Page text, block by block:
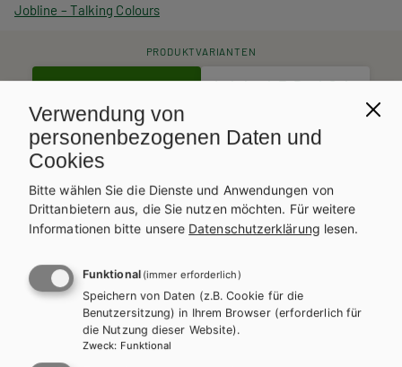
Jobline – Talking Colours
PRODUKTVARIANTEN
25,13 €
Lehrbuch E-Book Solo
Schulbuchaktion*
Teacher´s Guide
Preise inkl. MwSt., zzgl. Versandkosten | E-Book-Codes sind nur bei Bestellung
AUTOR/INNEN
Ing. Heinz Gaderer, MEd Heidemarie Haider, Dipl.-Päd. Ilse
BESCHREIBUNG
Verwendung von
personenbezogenen Daten und
Cookies
Bitte wählen Sie die Dienste und Anwendungen von
Drittanbietern aus, die Sie nutzen möchten. Für weitere
Informationen bitte unsere Datenschutzerklärung lesen.
Funktional (immer erforderlich)
Speichern von Daten (z.B. Cookie für die
Benutzersitzung) in Ihrem Browser (erforderlich für
die Nutzung dieser Website).
Zweck: Funktional